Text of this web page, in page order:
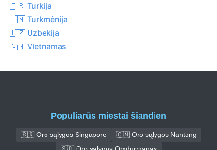
🇹🇷 Turkija
🇹🇲 Turkmėnija
🇺🇿 Uzbekija
🇻🇳 Vietnamas
Populiarūs miestai šiandien
🇸🇬 Oro sąlygos Singapore
🇨🇳 Oro sąlygos Nantong
🇸🇩 Oro sąlygos Omdurmanas